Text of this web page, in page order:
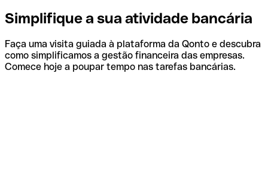
Simplifique a sua atividade bancária
Faça uma visita guiada à plataforma da Qonto e descubra
como simplificamos a gestão financeira das empresas.
Comece hoje a poupar tempo nas tarefas bancárias.